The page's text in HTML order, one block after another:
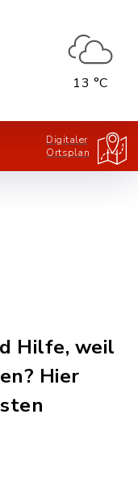
13 °C
Digitaler
Ortsplan
Hilfe, weil
Hier